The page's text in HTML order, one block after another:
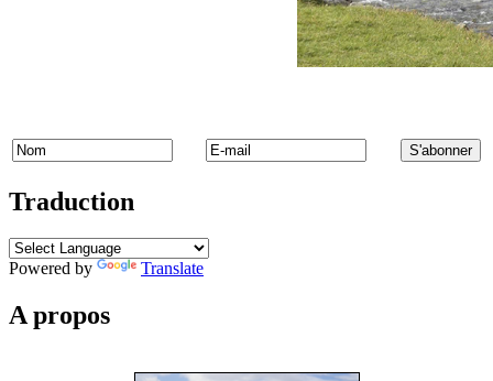
Traduction
Powered by Translate
A propos